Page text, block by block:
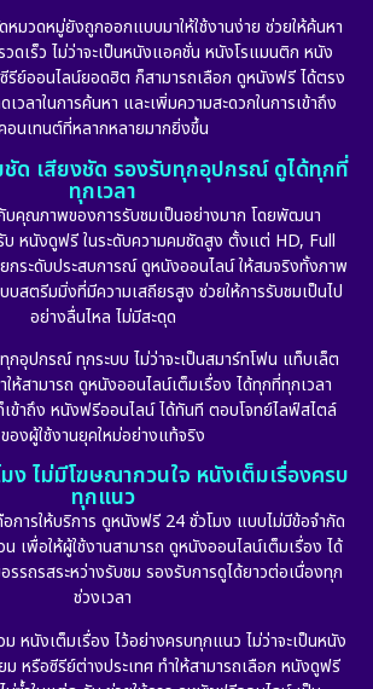
หมวดหมู่ยังถูกออกแบบมาให้ใช้งานง่าย ช่วยให้ค้นหา
ดเร็ว ไม่ว่าจะเป็นหนังแอคชั่น หนังโรแมนติก หนัง
รีย์ออนไลน์ยอดฮิต ก็สามารถเลือก ดูหนังฟรี ได้ตรง
วลาในการค้นหา และเพิ่มความสะดวกในการเข้าถึง
อนเทนต์ที่หลากหลายมากยิ่งขึ้น
ด เสียงชัด รองรับทุกอุปกรณ์ ดูได้ทุกที่
ทุกเวลา
บคุณภาพของการรับชมเป็นอย่างมาก โดยพัฒนา
หนังดูฟรี ในระดับความคมชัดสูง ตั้งแต่ HD, Full
กระดับประสบการณ์ ดูหนังออนไลน์ ให้สมจริงทั้งภาพ
บสตรีมมิ่งที่มีความเสถียรสูง ช่วยให้การรับชมเป็นไป
อย่างลื่นไหล ไม่มีสะดุด
อุปกรณ์ ทุกระบบ ไม่ว่าจะเป็นสมาร์ทโฟน แท็บเล็ต
ห้สามารถ ดูหนังออนไลน์เต็มเรื่อง ได้ทุกที่ทุกเวลา
ข้าถึง หนังฟรีออนไลน์ ได้ทันที ตอบโจทย์ไลฟ์สไตล์
ของผู้ใช้งานยุคใหม่อย่างแท้จริง
ง ไม่มีโฆษณากวนใจ หนังเต็มเรื่องครบ
ทุกแนว
ารให้บริการ ดูหนังฟรี 24 ชั่วโมง แบบไม่มีข้อจำกัด
เพื่อให้ผู้ใช้งานสามารถ ดูหนังออนไลน์เต็มเรื่อง ได้
รรถรสระหว่างรับชม รองรับการดูได้ยาวต่อเนื่องทุก
ช่วงเวลา
หนังเต็มเรื่อง ไว้อย่างครบทุกแนว ไม่ว่าจะเป็นหนัง
หรือซีรีย์ต่างประเทศ ทำให้สามารถเลือก หนังดูฟรี